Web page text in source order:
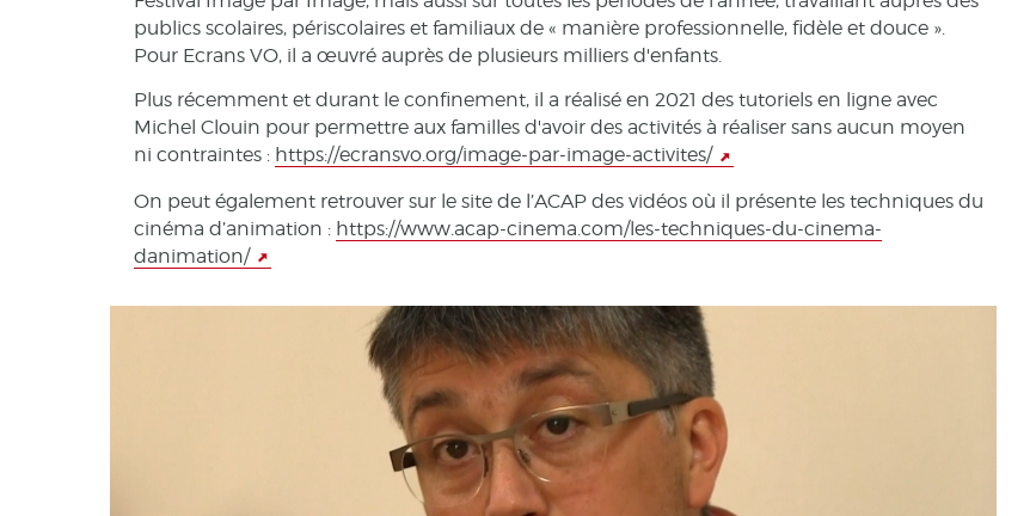
publics scolaires, périscolaires et familiaux de « manière professionnelle, fidèle et douce ».
Pour Ecrans VO, il a œuvré auprès de plusieurs milliers d'enfants.
Plus récemment et durant le confinement, il a réalisé en 2021 des tutoriels en ligne avec
Michel Clouin pour permettre aux familles d'avoir des activités à réaliser sans aucun moyen
ni contraintes : https://ecransvo.org/image-par-image-activites/
On peut également retrouver sur le site de l’ACAP des vidéos où il présente les techniques du
cinéma d’animation : https://www.acap-cinema.com/les-techniques-du-cinema-
danimation/